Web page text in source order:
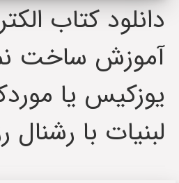
دانلود کتاب
آموزش ساخت
یوزکیس یا
لبنیات با رشنال